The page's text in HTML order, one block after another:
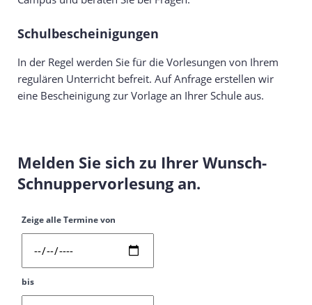
Schulbescheinigungen
In der Regel werden Sie für die Vorlesungen von Ihrem
regulären Unterricht befreit. Auf Anfrage erstellen wir
eine Bescheinigung zur Vorlage an Ihrer Schule aus.
Melden Sie sich zu Ihrer Wunsch-
Schnuppervorlesung an.